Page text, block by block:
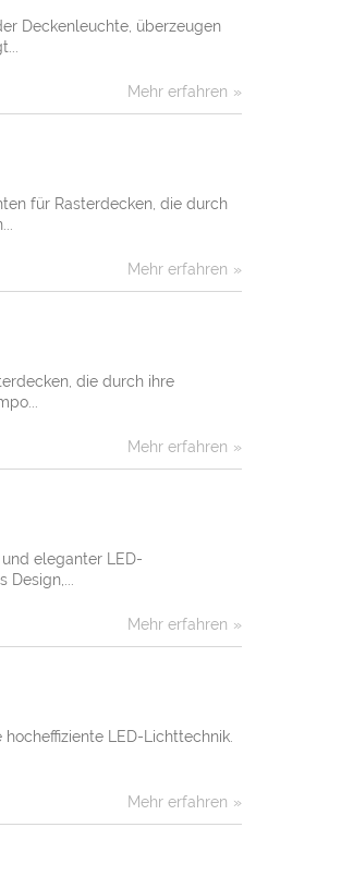
Mehr erfahren
Deckenleuchte, überzeugen
Mehr erfahren
für Rasterdecken, die durch
Mehr erfahren
die durch ihre
Mehr erfahren
eleganter LED-
Mehr erfahren
LED-Lichttechnik.